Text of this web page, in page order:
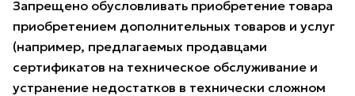
Запрещено обусловливать приобретение товара
приобретением дополнительных товаров и услуг
(например, предлагаемых продавцами
сертификатов на техническое обслуживание и
устранение недостатков в технически сложном